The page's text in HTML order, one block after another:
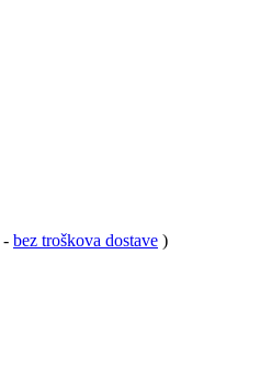
- bez troškova dostave )